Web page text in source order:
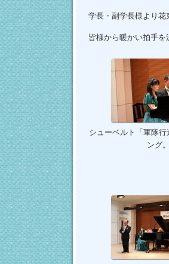
学長・副学長様より花
皆様から暖かい拍手を
シューベルト「軍隊
ング。